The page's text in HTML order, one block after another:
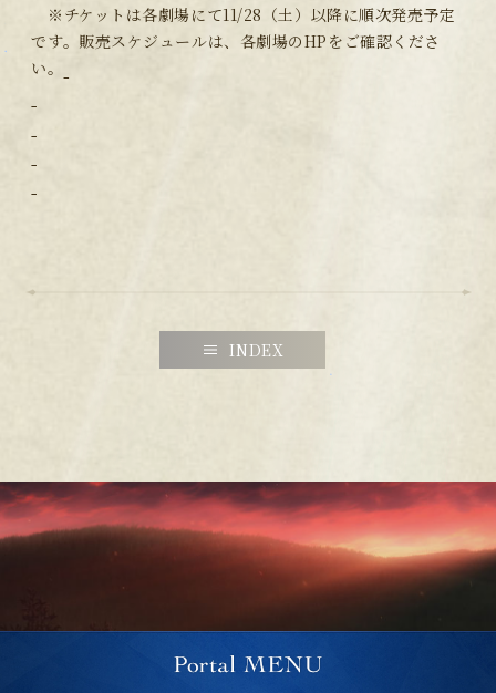
※チケットは各劇場にて11/28（土）以降に順次発売予定
です。販売スケジュールは、各劇場のHPをご確認くださ
い。
INDEX